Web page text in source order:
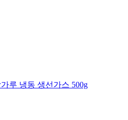
루 냉동 생선가스 500g